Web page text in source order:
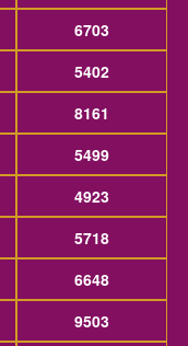
6703
5402
8161
5499
4923
5718
6648
9503